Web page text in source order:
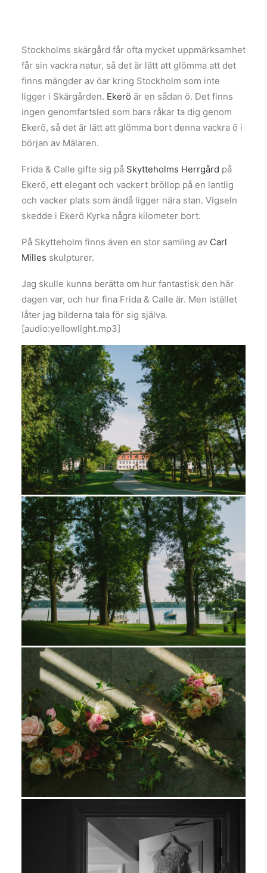
Stockholms skärgård får ofta mycket uppmärksamhet
får sin vackra natur, så det är lätt att glömma att det
finns mängder av öar kring Stockholm som inte
ligger i Skärgården. Ekerö är en sådan ö. Det finns
ingen genomfartsled som bara råkar ta dig genom
Ekerö, så det är lätt att glömma bort denna vackra ö i
början av Mälaren.
Frida & Calle gifte sig på Skytteholms Herrgård på
Ekerö, ett elegant och vackert bröllop på en lantlig
och vacker plats som ändå ligger nära stan. Vigseln
skedde i Ekerö Kyrka några kilometer bort.
På Skytteholm finns även en stor samling av Carl
Milles skulpturer.
Jag skulle kunna berätta om hur fantastisk den här
dagen var, och hur fina Frida & Calle är. Men istället
låter jag bilderna tala för sig själva.
[audio:yellowlight.mp3]